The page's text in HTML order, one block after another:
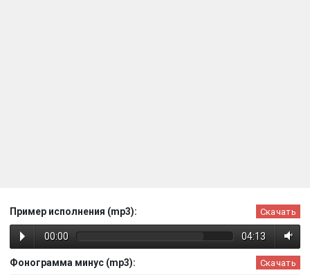
Пример исполнения (mp3): Скачать
00:00 04:13
Фонограмма минус (mp3): Скачать